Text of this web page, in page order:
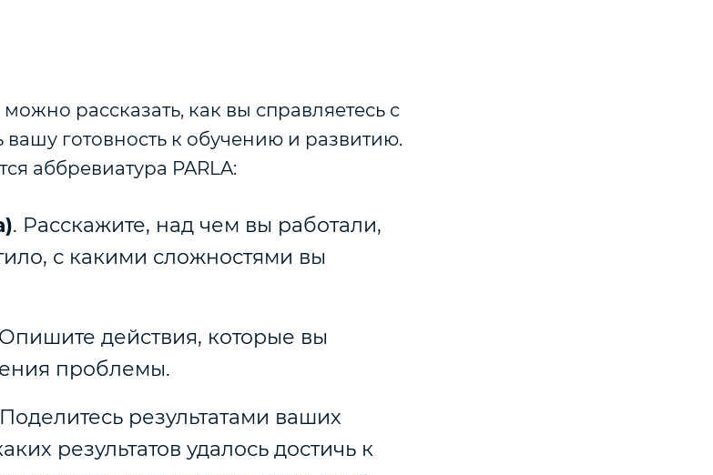
рассказать, как вы справляетесь с
готовность к обучению и развитию.
аббревиатура PARLA:
. Расскажите, над чем вы работали,
с какими сложностями вы
действия, которые вы
проблемы.
результатами ваших
результатов удалось достичь к